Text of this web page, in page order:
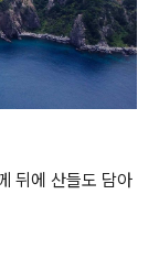
뒤에 산들도 담아